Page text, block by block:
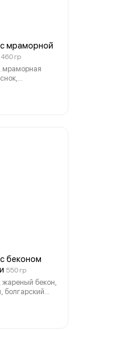
мраморной
460 гр
Черри, лук
беконом
550 гр
бекон,
болгарский